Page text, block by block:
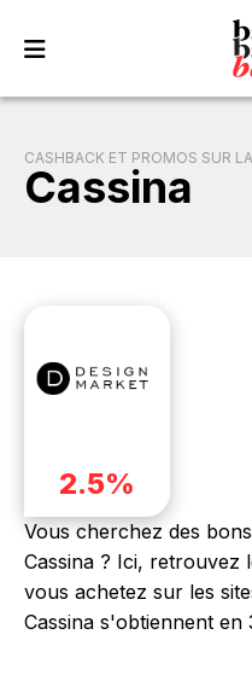
CASHBACK ET PROMOS SUR
Cassina
2.5%
Vous cherchez des
Cassina ? Ici, retrouvez
vous achetez sur les
Cassina s'obtiennent en